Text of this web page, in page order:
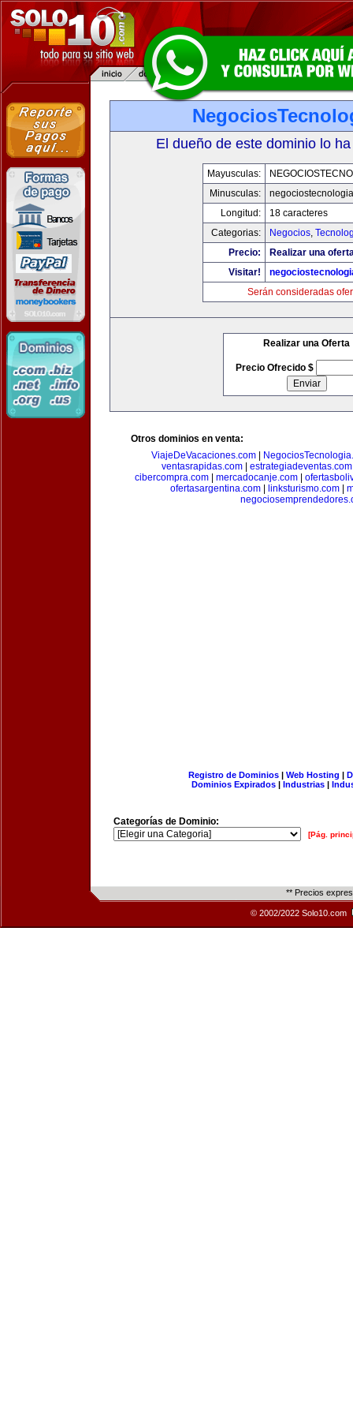
El dueño de este dominio lo
Mayusculas:
Minusculas:
Longitud:
18 caracteres
Categorias:
Negocios,
Precio:
Realizar una
Visitar!
Serán consideradas
Realizar una Oferta
Precio Ofrecido $
Otros dominios en venta:
ViajeDeVacaciones.com
ventasrapidas.com
estrategiadeventas.com
cibercompra.com| mercadocanje.com|
ofertasargentina.com| linksturismo.com|
Registro de Dominios| Web Hosting |
Dominios Expirados | Industrias |
Categorías de Dominio:
[Pág.
** Precios
© 2002/2022 Solo10.com